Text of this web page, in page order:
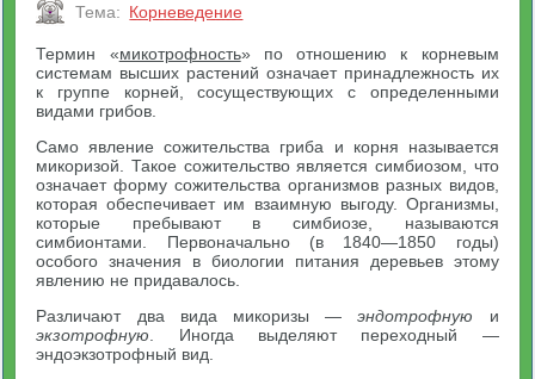
Тема: Корневедение
Термин «микотрофность» по отношению к корневым
системам высших растений означает принадлежность их
к группе корней, сосуществующих с определенными
видами грибов.
Само явление сожительства гриба и корня называется
микоризой. Такое сожительство является симбиозом, что
означает форму сожительства организмов разных видов,
которая обеспечивает им взаимную выгоду. Организмы,
которые пребывают в симбиозе, называются
симбионтами. Первоначально (в 1840—1850 годы)
особого значения в биологии питания деревьев этому
явлению не придавалось.
Различают два вида микоризы —эндотрофную и
экзотрофную . Иногда выделяют переходный —
эндоэкзотрофный вид.